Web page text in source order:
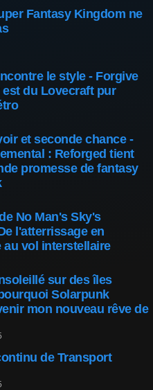
Fantasy Kingdom ne
le style - Forgive
est du Lovecraft pur
et seconde chance -
: Reforged tient
promesse de fantasy
No Man's Sky's
l'atterrissage en
au vol interstellaire
sur des îles
Solarpunk
mon nouveau rêve de
de Transport